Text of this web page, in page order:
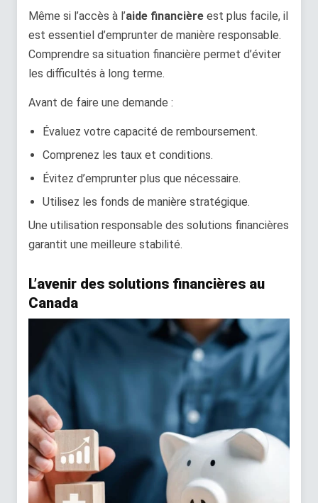
Même si l’accès à l’aide financière est plus facile, il
est essentiel d’emprunter de manière responsable.
Comprendre sa situation financière permet d’éviter
les difficultés à long terme.
Avant de faire une demande :
Évaluez votre capacité de remboursement.
Comprenez les taux et conditions.
Évitez d’emprunter plus que nécessaire.
Utilisez les fonds de manière stratégique.
Une utilisation responsable des solutions financières
garantit une meilleure stabilité.
L’avenir des solutions financières au
Canada